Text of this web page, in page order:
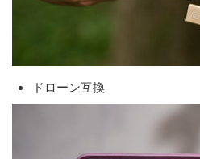
ドローン互換